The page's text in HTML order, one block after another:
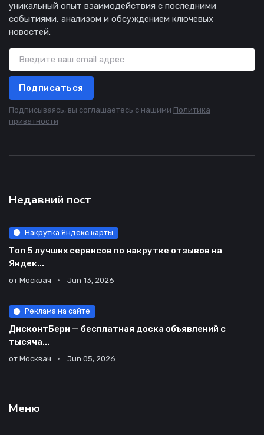
уникальный опыт взаимодействия с последними
событиями, анализом и обсуждением ключевых
новостей.
Подписаться
Подписываясь, вы соглашаетесь с нашими Политика
приватности
Недавний пост
Накрутка Яндекс карты
Топ 5 лучших сервисов по накрутке отзывов на
Яндек...
от Москвач Jun 13, 2026
Реклама на сайте
ДисконтБери — бесплатная доска объявлений с
тысяча...
от Москвач Jun 05, 2026
Меню